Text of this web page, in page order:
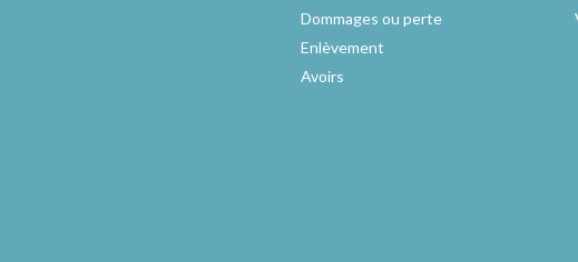
Dommages ou perte
Enlèvement
Avoirs